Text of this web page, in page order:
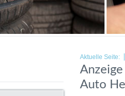
Aktuelle Seite:
Auto